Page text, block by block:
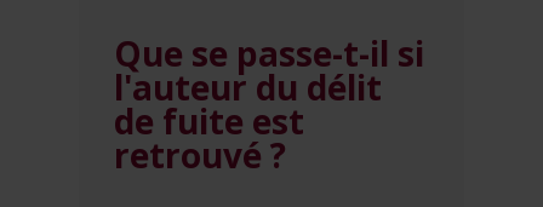
Que se passe-t-il si
l'auteur du délit
de fuite est
retrouvé ?